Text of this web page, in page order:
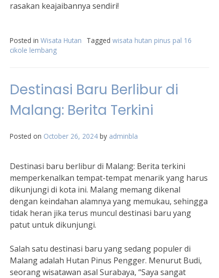
rasakan keajaibannya sendiri!
Posted in Wisata Hutan Tagged wisata hutan pinus pal 16
cikole lembang
Destinasi Baru Berlibur di
Malang: Berita Terkini
Posted on October 26, 2024 by adminbla
Destinasi baru berlibur di Malang: Berita terkini
memperkenalkan tempat-tempat menarik yang harus
dikunjungi di kota ini. Malang memang dikenal
dengan keindahan alamnya yang memukau, sehingga
tidak heran jika terus muncul destinasi baru yang
patut untuk dikunjungi.
Salah satu destinasi baru yang sedang populer di
Malang adalah Hutan Pinus Pengger. Menurut Budi,
seorang wisatawan asal Surabaya, “Saya sangat